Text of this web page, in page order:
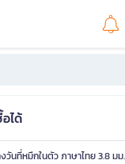
ได้
วันที่หมึกในตัว ภาษาไทย 3.8 ม